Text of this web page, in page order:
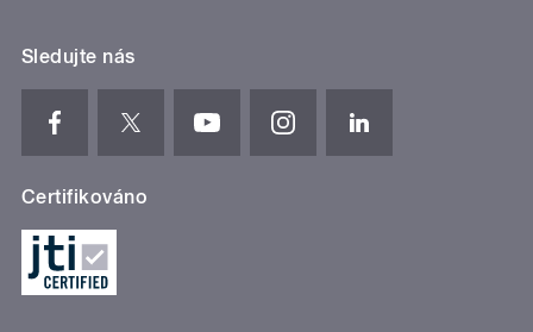
Sledujte nás
Certifikováno